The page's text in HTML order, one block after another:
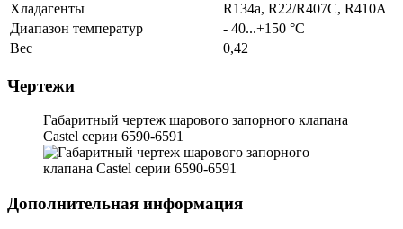
Хладагенты
R134a, R22/R407C, R410A
Диапазон температур
- 40...+150 °C
Вес
0,42
Чертежи
Габаритный чертеж шарового запорного клапана
Castel серии 6590-6591
Дополнительная информация